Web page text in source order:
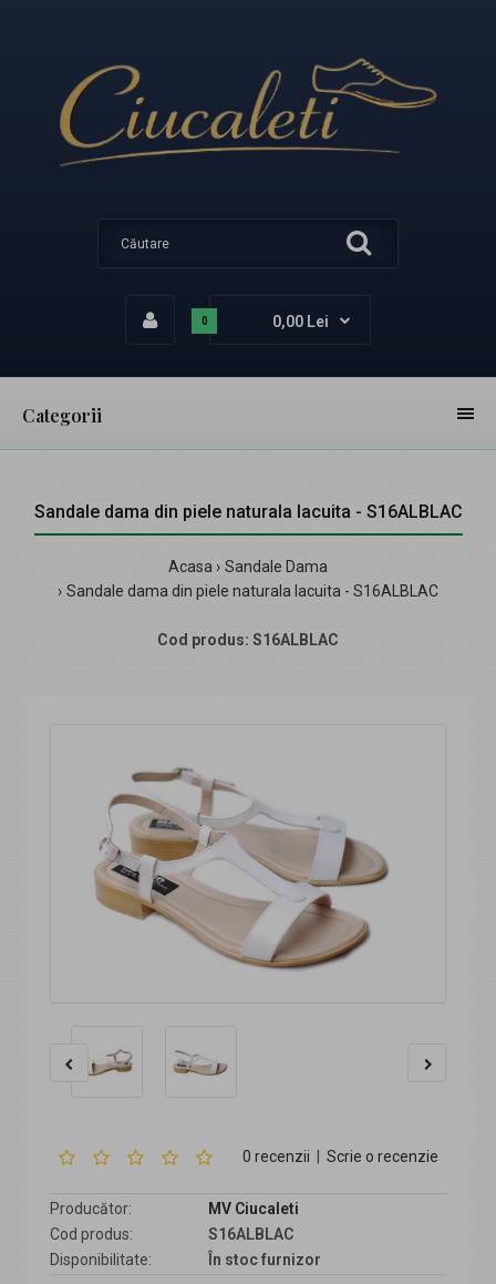
0 0,00 Lei
Categorii
Sandale dama din piele naturala lacuita - S16ALBLAC
Acasa
Sandale Dama
Sandale dama din piele naturala lacuita - S16ALBLAC
Cod produs: S16ALBLAC
0 recenzii Scrie o recenzie
Producător:
MV Ciucaleti
Cod produs:
S16ALBLAC
Disponibilitate:
În stoc furnizor